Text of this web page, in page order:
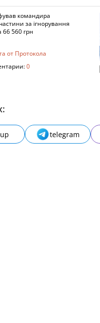
командира
за ігнорування
560 грн
от Протокола
0
telegram